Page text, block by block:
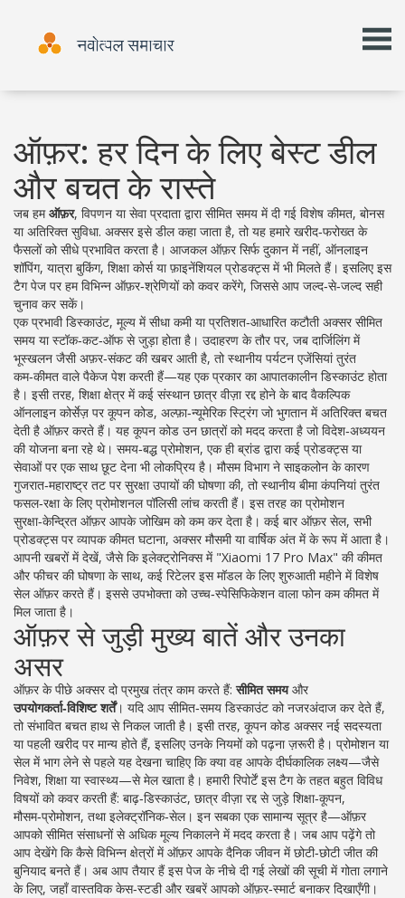
ऑफ़र: हर दिन के लिए बेस्ट डील
और बचत के रास्ते
जब हमऑफ़र, विपणन या सेवा प्रदाता द्वारा सीमित समय में दी गई विशेष कीमत, बोनस
या अतिरिक्त सुविधा. अक्सर इसेडीलकहा जाता है, तो यह हमारे खरीद‑फरोख्त के
फैसलों को सीधे प्रभावित करता है । आजकल ऑफ़र सिर्फ दुकान में नहीं, ऑनलाइन
शॉपिंग, यात्रा बुकिंग, शिक्षा कोर्स या फ़ाइनेंशियल प्रोडक्ट्स में भी मिलते हैं। इसलिए इस
टैग पेज पर हम विभिन्न ऑफ़र‑श्रेणियों को कवर करेंगे, जिससे आप जल्द‑से‑जल्द सही
चुनाव कर सकें।
एक प्रभावीडिस्काउंट, मूल्य में सीधा कमी या प्रतिशत‑आधारित कटौतीअक्सर सीमित
समय या स्टॉक‑कट‑ऑफ से जुड़ा होता है। उदाहरण के तौर पर, जब दार्जिलिंग में
भूस्खलन जैसी अफ़र‑संकट की खबर आती है, तो स्थानीय पर्यटन एजेंसियां तुरंत
कम‑कीमत वाले पैकेज पेश करती हैं—यह एक प्रकार का आपातकालीन डिस्काउंट होता
है। इसी तरह, शिक्षा क्षेत्र में कई संस्थान छात्र वीज़ा रद्द होने के बाद वैकल्पिक
ऑनलाइन कोर्सेज़ परकूपन कोड, अल्फ़ा‑न्यूमेरिक स्ट्रिंग जो भुगतान में अतिरिक्त बचत
देती है ऑफ़र करते हैं। यह कूपन कोड उन छात्रों को मदद करता है जो विदेश‑अध्ययन
की योजना बना रहे थे। समय‑बद्ध प्रोमोशन, एक ही ब्रांड द्वारा कई प्रोडक्ट्स या
सेवाओं पर एक साथ छूट देनाभी लोकप्रिय है। मौसम विभाग ने साइकलोन के कारण
गुजरात‑महाराष्ट्र तट पर सुरक्षा उपायों की घोषणा की, तो स्थानीय बीमा कंपनियां तुरंत
फसल‑रक्षा के लिए प्रोमोशनल पॉलिसी लांच करती हैं। इस तरह का प्रोमोशन
सुरक्षा‑केन्द्रित ऑफ़र आपके जोखिम को कम कर देता है। कई बार ऑफ़रसेल, सभी
प्रोडक्ट्स पर व्यापक कीमत घटाना, अक्सर मौसमी या वार्षिक अंत मेंके रूप में आता है।
आपनी खबरों में देखें, जैसे कि इलेक्ट्रोनिक्स में "Xiaomi 17 Pro Max" की कीमत
और फीचर की घोषणा के साथ, कई रिटेलर इस मॉडल के लिए शुरुआती महीने में विशेष
सेल ऑफ़र करते हैं। इससे उपभोक्ता को उच्च‑स्पेसिफिकेशन वाला फोन कम कीमत में
मिल जाता है।
ऑफ़र से जुड़ी मुख्य बातें और उनका
असर
ऑफ़र के पीछे अक्सर दो प्रमुख तंत्र काम करते हैं:सीमित समयऔर
उपयोगकर्ता‑विशिष्ट शर्तें। यदि आप सीमित‑समय डिस्काउंट को नजरअंदाज कर देते हैं,
तो संभावित बचत हाथ से निकल जाती है। इसी तरह, कूपन कोड अक्सर नई सदस्यता
या पहली खरीद पर मान्य होते हैं, इसलिए उनके नियमों को पढ़ना ज़रूरी है। प्रोमोशन या
सेल में भाग लेने से पहले यह देखना चाहिए कि क्या वह आपके दीर्घकालिक लक्ष्य—जैसे
निवेश, शिक्षा या स्वास्थ्य—से मेल खाता है। हमारी रिपोर्टें इस टैग के तहत बहुत विविध
विषयों को कवर करती हैं: बाढ़‑डिस्काउंट, छात्र वीज़ा रद्द से जुड़े शिक्षा‑कूपन,
मौसम‑प्रोमोशन, तथा इलेक्ट्रॉनिक‑सेल। इन सबका एक सामान्य सूत्र है—ऑफ़र
आपको सीमित संसाधनों से अधिक मूल्य निकालने में मदद करता है। जब आप पढ़ेंगे तो
आप देखेंगे कि कैसे विभिन्न क्षेत्रों में ऑफ़र आपके दैनिक जीवन में छोटी‑छोटी जीत की
बुनियाद बनते हैं। अब आप तैयार हैं इस पेज के नीचे दी गई लेखों की सूची में गोता लगाने
के लिए, जहाँ वास्तविक केस‑स्टडी और खबरें आपको ऑफ़र‑स्मार्ट बनाकर दिखाएँगी।